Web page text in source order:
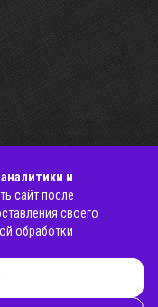
и
сайт после
своего
обработки